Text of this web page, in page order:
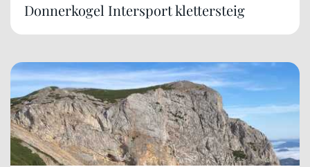
Donnerkogel Intersport klettersteig